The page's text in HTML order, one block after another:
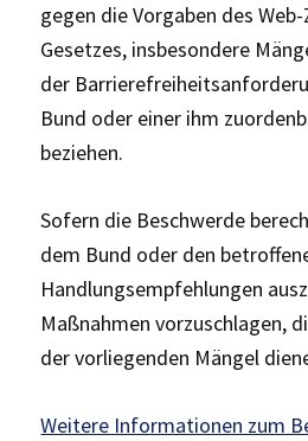
gegen die Vorgaben des
Gesetzes, insbesondere
der
Bund oder einer ihm
beziehen.
Sofern die Beschwerde
dem Bund oder den
Handlungsempfehlungen
Maßnahmen vorzuschlagen,
der vorliegenden Mängel
Weitere Informationen zum